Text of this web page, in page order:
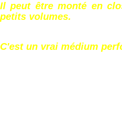
Il peut être monté en
petits volumes.
C'est un vrai médium